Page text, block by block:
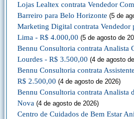
Lojas Lealtex contrata Vendedor
Barreiro para Belo Horizonte (5 de
Marketing Digital contrata Vendedor
Lima - R$ 4.000,00 (5 de agosto de
Bennu Consultoria contrata Analista
Lourdes - R$ 3.500,00 (4 de agosto
Bennu Consultoria contrata
R$ 2.500,00 (4 de agosto de 2026)
Bennu Consultoria contrata Analista
Nova (4 de agosto de 2026)
Centro de Cuidados de Bem Estar